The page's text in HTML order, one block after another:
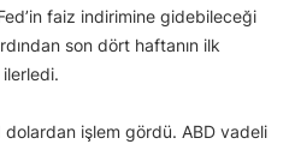
faiz indirimine gidebileceği
son dört haftanın ilk
ilerledi.
dolardan işlem gördü. ABD vadeli